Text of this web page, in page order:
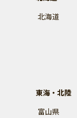
北海道
東海・北陸
富山県